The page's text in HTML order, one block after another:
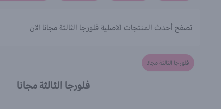
تصفح أحدث المنتجات الاصلية فلورجا الثالثة مجانا الان
فلورجا الثالثة مجانا
فلورجا الثالثة مجانا